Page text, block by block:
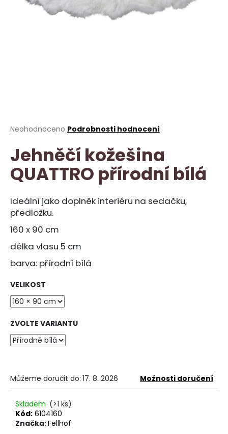
Průměrné
produktu
je
0,0
z
hvězdiček.
Neohodnoceno Podrobnosti hodnocení
Jehněčí kožešina
QUATTRO přírodní bílá
Ideální jako doplněk interiéru na sedačku,
předložku.
160 x 90 cm
délka vlasu 5 cm
barva: přírodní bílá
VELIKOST
ZVOLTE VARIANTU
Můžeme doručit do: 17. 8. 2026 Možnosti doručení
Skladem (>1 ks)
Kód: 6104160
Značka:Fellhof
D
o
o
r
u
č
u
j
e
e
S
PROTISKLUZEM
740